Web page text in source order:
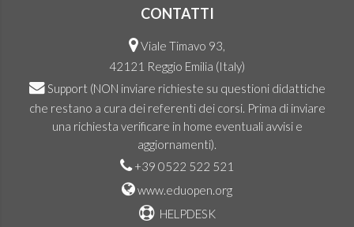
CONTATTI
Viale Timavo 93,
42121 Reggio Emilia (Italy)
Support (NON inviare richieste su questioni didattiche
che restano a cura dei referenti dei corsi. Prima di inviare
una richiesta verificare in home eventuali avvisi e
aggiornamenti).
+39 0522 522 521
www.eduopen.org
HELPDESK